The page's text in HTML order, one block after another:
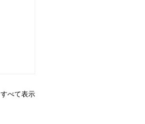
すべて表示